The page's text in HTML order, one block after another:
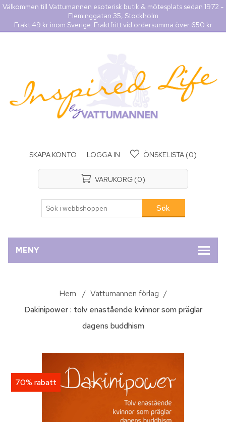
Välkommen till Vattumannen esoterisk butik & mötesplats sedan 1972 -
Fleminggatan 35, Stockholm
Frakt 49 kr inom Sverige. Fraktfritt vid ordersumma över 650 kr
SKAPA KONTO LOGGA IN ÖNSKELISTA (0)
VARUKORG (0)
MENY
Hem / Vattumannen förlag /
Dakinipower : tolv enastående kvinnor som präglar
dagens buddhism
70% rabatt